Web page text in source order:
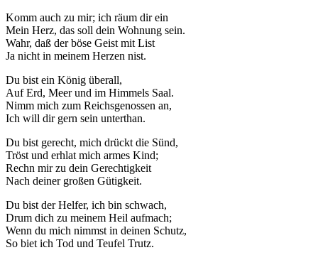
Komm auch zu mir; ich räum dir ein
Mein Herz, das soll dein Wohnung sein.
Wahr, daß der böse Geist mit List
Ja nicht in meinem Herzen nist.
Du bist ein König überall,
Auf Erd, Meer und im Himmels Saal.
Nimm mich zum Reichsgenossen an,
Ich will dir gern sein unterthan.
Du bist gerecht, mich drückt die Sünd,
Tröst und erhlat mich armes Kind;
Rechn mir zu dein Gerechtigkeit
Nach deiner großen Gütigkeit.
Du bist der Helfer, ich bin schwach,
Drum dich zu meinem Heil aufmach;
Wenn du mich nimmst in deinen Schutz,
So biet ich Tod und Teufel Trutz.